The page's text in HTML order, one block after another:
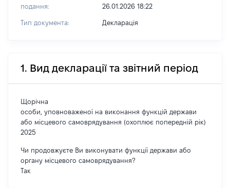
подання:
26.01.2026 18:22
Тип документа: Декларація
1. Вид декларації та звітний період
Щорічна
особи, уповноваженої на виконання функцій держави
або місцевого самоврядування (охоплює попередній рік)
2025
Чи продовжуєте Ви виконувати функції держави або
органу місцевого самоврядування?
Так